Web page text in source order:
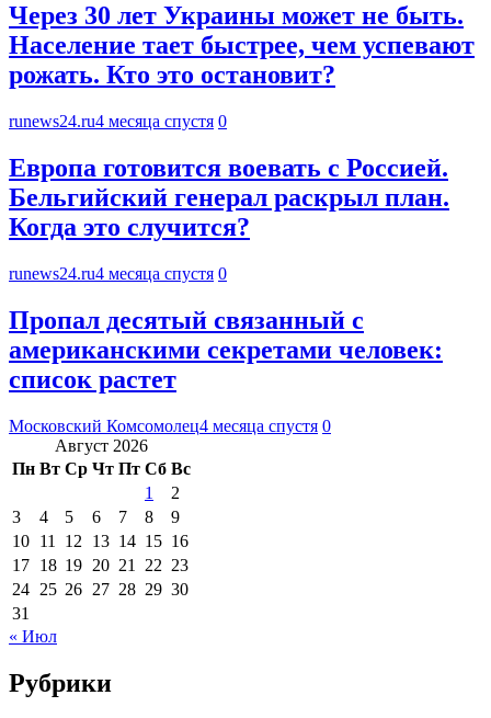
Через 30 лет Украины может не быть.
Население тает быстрее, чем успевают
рожать. Кто это остановит?
runews24.ru4 месяца спустя 0
Европа готовится воевать с Россией.
Бельгийский генерал раскрыл план.
Когда это случится?
runews24.ru4 месяца спустя 0
Пропал десятый связанный с
американскими секретами человек:
список растет
Московский Комсомолец4 месяца спустя 0
Август 2026
Пн Вт Ср Чт Пт Сб Вс
1
2
3
4 5 6 7 8
9
10 11 12 13 14 15 16
17 18 19 20 21 22 23
24 25 26 27 28 29 30
31
« Июл
Рубрики